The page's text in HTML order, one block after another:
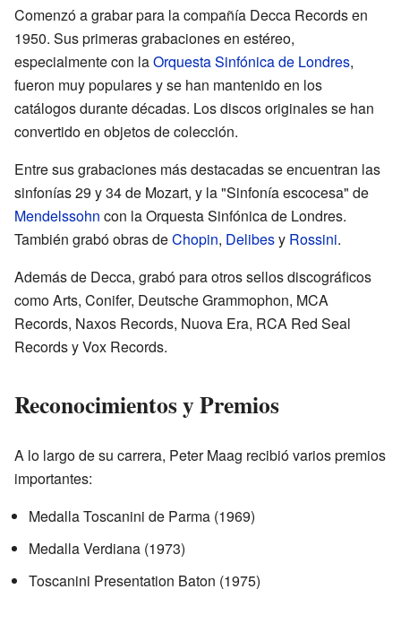
Comenzó a grabar para la compañía Decca Records en
1950. Sus primeras grabaciones en estéreo,
especialmente con laOrquesta Sinfónica de Londres,
fueron muy populares y se han mantenido en los
catálogos durante décadas. Los discos originales se han
convertido en objetos de colección.
Entre sus grabaciones más destacadas se encuentran las
sinfonías 29 y 34 de Mozart, y la "Sinfonía escocesa" de
Mendelssohn con la Orquesta Sinfónica de Londres.
También grabó obras deChopin, Delibesy Rossini.
Además de Decca, grabó para otros sellos discográficos
como Arts, Conifer, Deutsche Grammophon, MCA
Records, Naxos Records, Nuova Era, RCA Red Seal
Records y Vox Records.
Reconocimientos y Premios
A lo largo de su carrera, Peter Maag recibió varios premios
importantes:
Medalla Toscanini de Parma (1969)
Medalla Verdiana (1973)
Toscanini Presentation Baton (1975)